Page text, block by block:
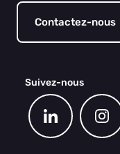
Contactez-nous
Suivez-nous